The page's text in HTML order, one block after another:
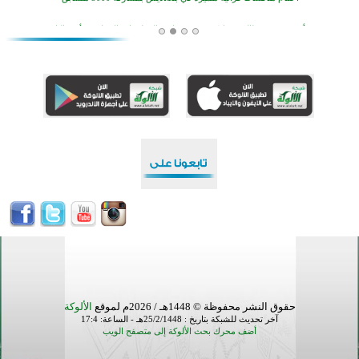
أكبر مشروع إسلامي في ريف أستراليا يفتتح أبوابه بعد سنوات من العمل والعطاء
القرآن والتربية في صدارة البرامج الصيفية للمسلمين في بينزا وساراتوف وموردوفيا هذا العام
اختتام منافسات قرآنية متميزة في بنغلاديش بمشاركة 3000 متسابق
حقوق النشر محفوظة © 1448هـ / 2026م لموقع الألوكة
آخر تحديث للشبكة بتاريخ : 25/2/1448هـ - الساعة: 17:4
أضف محرك بحث الألوكة إلى متصفح الويب